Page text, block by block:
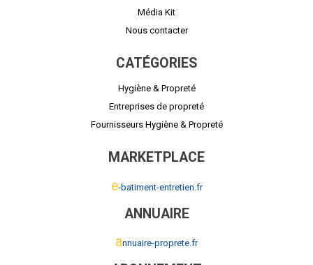
Média Kit
Nous contacter
CATÉGORIES
Hygiène & Propreté
Entreprises de propreté
Fournisseurs Hygiène & Propreté
MARKETPLACE
e-batiment-entretien.fr
ANNUAIRE
annuaire-proprete.fr